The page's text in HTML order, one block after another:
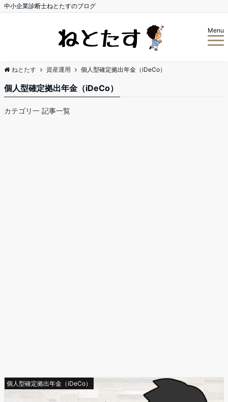
中小企業診断士ねとたすのブログ
Menu
ねとたす 資産運用 個人型確定拠出年金（iDeCo）
個人型確定拠出年金（iDeCo）
カテゴリ一 記事一覧
個人型確定拠出年金（iDeCo）